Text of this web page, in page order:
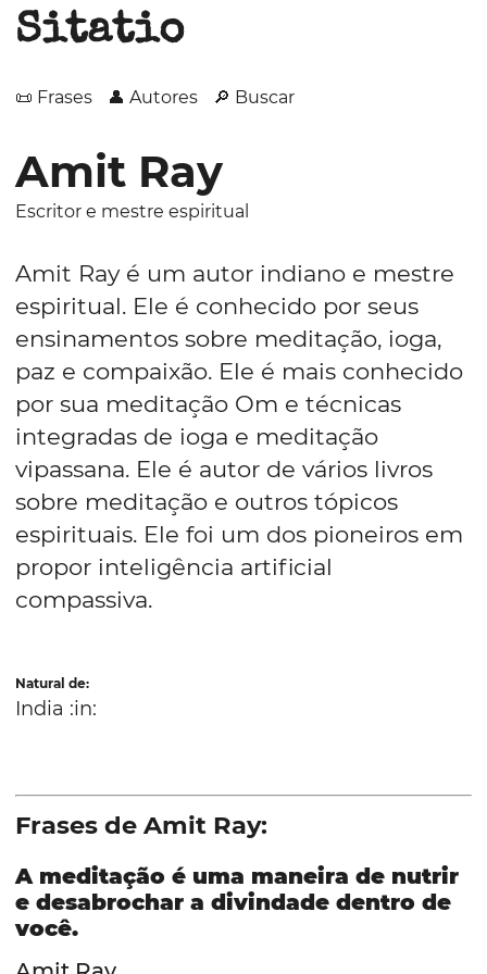
Sitatio
📜 Frases 👤 Autores 🔎 Buscar
Amit Ray
Escritor e mestre espiritual
Amit Ray é um autor indiano e mestre
espiritual. Ele é conhecido por seus
ensinamentos sobre meditação, ioga,
paz e compaixão. Ele é mais conhecido
por sua meditação Om e técnicas
integradas de ioga e meditação
vipassana. Ele é autor de vários livros
sobre meditação e outros tópicos
espirituais. Ele foi um dos pioneiros em
propor inteligência artificial
compassiva.
Natural de:
India :in:
Frases de Amit Ray:
A meditação é uma maneira de nutrir
e desabrochar a divindade dentro de
você.